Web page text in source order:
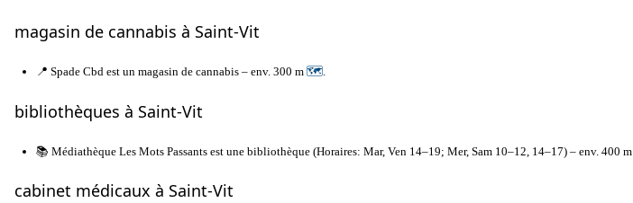
magasin de cannabis à Saint-Vit
📍 Spade Cbd est un magasin de cannabis – env. 300 m 🗺.
bibliothèques à Saint-Vit
📚 Médiathèque Les Mots Passants est une bibliothèque (Horaires: Mar, Ven 14–19; Mer, Sam 10–12, 14–17) – env. 400 m
cabinet médicaux à Saint-Vit